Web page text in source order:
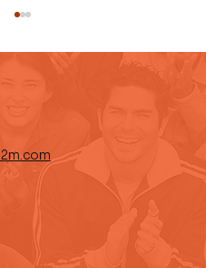
l'IA ne peut pas
?